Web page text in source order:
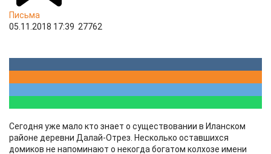
Письма
05.11.2018 17:39 27762
Сегодня уже мало кто знает о существовании в Иланском
районе деревни Далай-Отрез. Несколько оставшихся
домиков не напоминают о некогда богатом колхозе имени